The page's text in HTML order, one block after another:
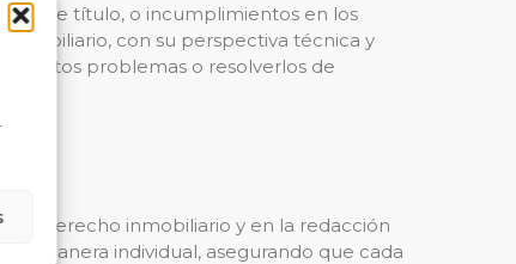
de título, o incumplimientos en los
con su perspectiva técnica y
estos problemas o resolverlos de
en derecho inmobiliario y en la redacción
manera individual, asegurando que cada